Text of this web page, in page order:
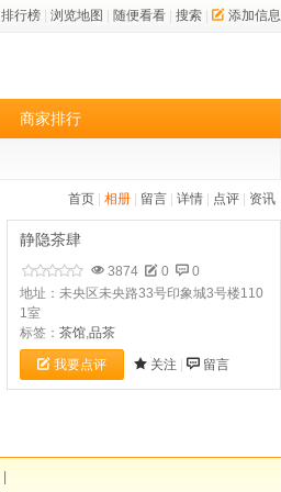
排行榜 浏览地图 随便看看 搜索 添加信息
商家排行
首页 相册 留言 详情 点评 资讯
静隐茶肆
3874 0
0
地址：未央区未央路33号印象城3号楼110
1室
标签： 茶馆,品茶
我要点评 关注 留言